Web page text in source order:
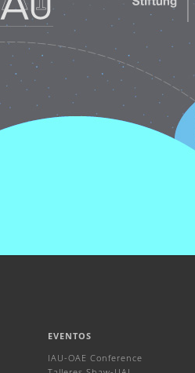
EVENTOS
IAU-OAE Conference